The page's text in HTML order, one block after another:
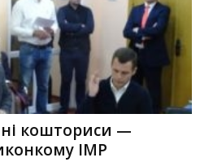
кошториси —
ІМР